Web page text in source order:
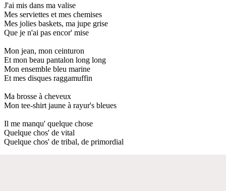
J'ai mis dans ma valise
Mes serviettes et mes chemises
Mes jolies baskets, ma jupe grise
Que je n'ai pas encor' mise
Mon jean, mon ceinturon
Et mon beau pantalon long long
Mon ensemble bleu marine
Et mes disques raggamuffin
Ma brosse à cheveux
Mon tee-shirt jaune à rayur's bleues
Il me manqu' quelque chose
Quelque chos' de vital
Quelque chos' de tribal, de primordial